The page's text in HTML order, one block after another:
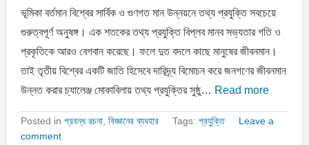
ভূমিকা বর্তমান বিশ্বের সার্বিক ও গুণগত মান উন্নয়নে তথ্য প্রযুক্তি সবচেয়ে
গুরুত্বপূর্ণ অনুষঙ্গ। এক শতকের তথ্য প্রযুক্তি বিপ্লব মানব সভ্যতার গতি ও
প্রকৃতিকে আরও বেগবান করেছে। ফলে দুত বদলে কাছে মানুষের জীবনমান।
তাই তৃতীয় বিশ্বের একটি জাতি হিসেবে দারিদ্র্য বিমােচন করে জনগণের জীবনমান
উন্নত করার চ্যালেঞ্জ মােকাবিলায় তথ্য প্রযুক্তির সুষ্ঠু… Read more
Posted in প্রবন্ধ রচনা বিজ্ঞানের ব্যবহার Tags: প্রযুক্তি
Leave a
comment